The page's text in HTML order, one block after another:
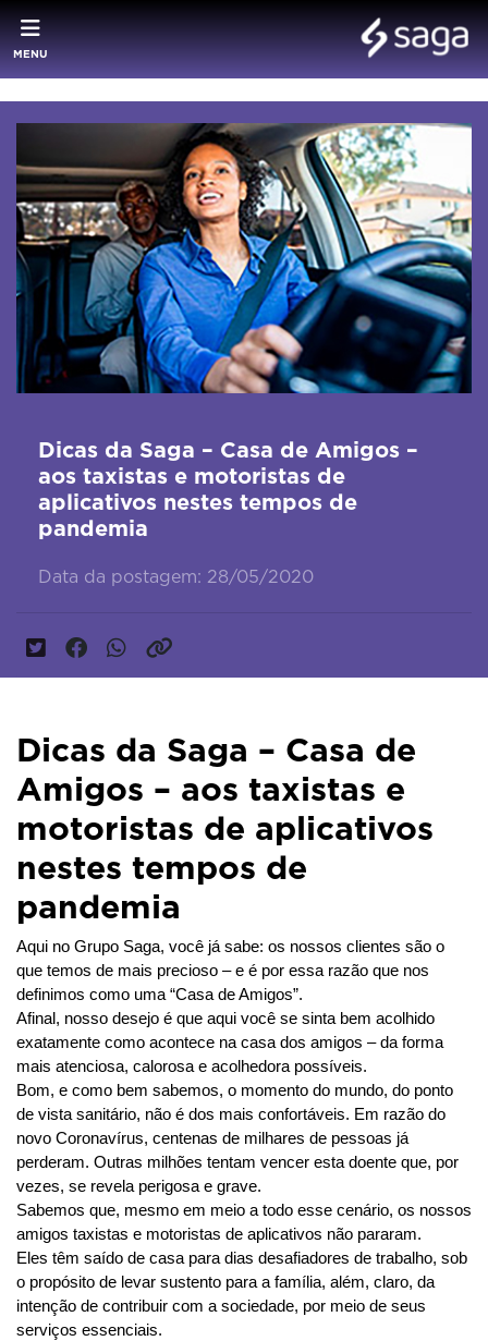
MENU
Dicas da Saga – Casa de Amigos –
aos taxistas e motoristas de
aplicativos nestes tempos de
pandemia
Data da postagem: 28/05/2020
Dicas da Saga – Casa de
Amigos – aos taxistas e
motoristas de aplicativos
nestes tempos de
pandemia
Aqui no Grupo Saga, você já sabe: os nossos clientes são o
que temos de mais precioso – e é por essa razão que nos
definimos como uma “Casa de Amigos”.
Afinal, nosso desejo é que aqui você se sinta bem acolhido
exatamente como acontece na casa dos amigos – da forma
mais atenciosa, calorosa e acolhedora possíveis.
Bom, e como bem sabemos, o momento do mundo, do ponto
de vista sanitário, não é dos mais confortáveis. Em razão do
novo Coronavírus, centenas de milhares de pessoas já
perderam. Outras milhões tentam vencer esta doente que, por
vezes, se revela perigosa e grave.
Sabemos que, mesmo em meio a todo esse cenário, os nossos
amigos taxistas e motoristas de aplicativos não pararam.
Eles têm saído de casa para dias desafiadores de trabalho, sob
o propósito de levar sustento para a família, além, claro, da
intenção de contribuir com a sociedade, por meio de seus
serviços essenciais.